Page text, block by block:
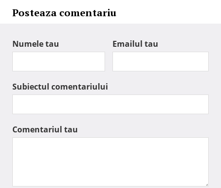
Posteaza comentariu
Numele tau Emailul tau
Subiectul comentariului
Comentariul tau